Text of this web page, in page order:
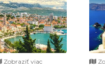
Zobraziť viac